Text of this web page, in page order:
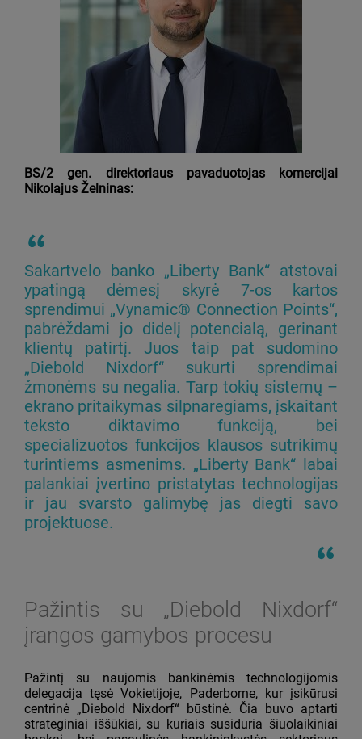
BS/2 gen. direktoriaus pavaduotojas komercijai
Nikolajus Želninas:
Sakartvelo banko „Liberty Bank“ atstovai
ypatingą dėmesį skyrė 7-os kartos
sprendimui „Vynamic® Connection Points“,
pabrėždami jo didelį potencialą, gerinant
klientų patirtį. Juos taip pat sudomino
„Diebold Nixdorf“ sukurti sprendimai
žmonėms su negalia. Tarp tokių sistemų –
ekrano pritaikymas silpnaregiams, įskaitant
teksto diktavimo funkciją, bei
specializuotos funkcijos klausos sutrikimų
turintiems asmenims. „Liberty Bank“ labai
palankiai įvertino pristatytas technologijas
ir jau svarsto galimybę jas diegti savo
projektuose.
Pažintis su „Diebold Nixdorf“
įrangos gamybos procesu
Pažintį su naujomis bankinėmis technologijomis
delegacija tęsė Vokietijoje, Paderborne, kur įsikūrusi
centrinė „Diebold Nixdorf“ būstinė. Čia buvo aptarti
strateginiai iššūkiai, su kuriais susiduria šiuolaikiniai